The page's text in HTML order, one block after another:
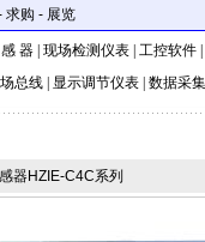
求购 - 展览
器 现场检测仪表 工控软件
总线 显示调节仪表 数据采集
器HZIE-C4C系列